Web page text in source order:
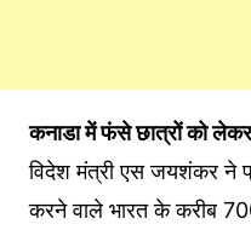
कनाडा में फंसे छात्रों को
विदेश मंत्री एस जयशंकर ने
करने वाले भारत के करीब